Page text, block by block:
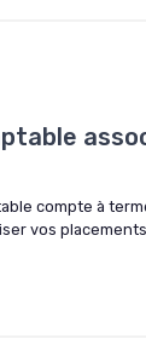
compte à
vos placements.